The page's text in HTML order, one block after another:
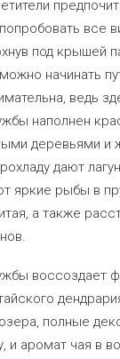
все
под крышей
начинать
ведь
наполнен
деревьями
дают
яркие рыбы в
а также
воссоздает
полные
и аромат чая в